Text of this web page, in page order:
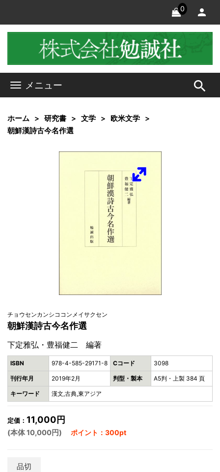
0
メニュー search
ホーム 研究書 文学
欧米文学
朝鮮漢詩古今名作選
チョウセンカンシココンメイサクセン
朝鮮漢詩古今名作選
下定雅弘・豊福健二 編著
ISBN 978-4-585-29171-8 Cコード 3098
刊行年月 2019年2月 判型・製本 A5判・上製 384 頁
キーワード 漢文,古典,東アジア
定価： 11,000円
(本体 10,000円) ポイント：300pt
品切